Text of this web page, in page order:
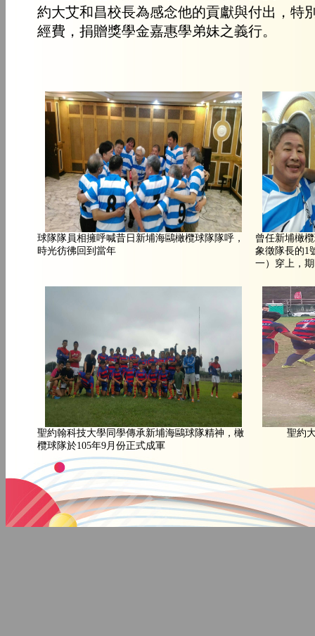
約大艾和昌校長為感念他的貢獻與付出，特
經費，捐贈獎學金嘉惠學弟妹之義行。
球隊隊員相擁呼喊昔日新埔海鷗橄欖球隊隊呼，
時光彷彿回到當年
曾任新埔橄
象徵隊長的1
一）穿上，
聖約翰科技大學同學傳承新埔海鷗球隊精神，橄
欖球隊於105年9月份正式成軍
聖約